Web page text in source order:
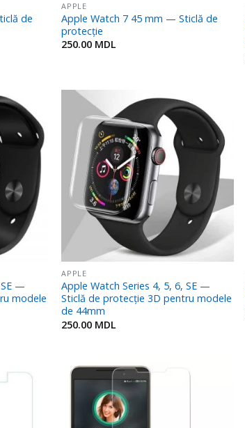
de
APPLE
Apple Watch 7 45 mm — Sticlă de
protecție
250.00 MDL
Adaugă
în
Favorite
—
modele
Adaugă
Favorite
APPLE
Apple Watch Series 4, 5, 6, SE —
Sticlă de protecție 3D pentru modele
de 44mm
250.00 MDL